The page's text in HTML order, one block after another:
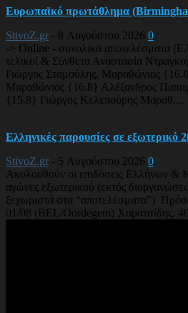
Ευρωπαϊκό πρωτάθλημα
StivoZ.gr - 8 Αυγούστου 2026 0
-> Online - συνολικά αποτελέσματα
τελικοί & Σύνθετα Αναστασία
Γιώργος Σταμούλης, Μαραθώνιος
Μαραθώνιος {16.8} Αλέξανδρος
{15.8} Γιώργος Κελεπούρης Μαραθ....
Ελληνικές παρουσίες σε εξωτερικό
StivoZ.gr - 5 Αυγούστου 2026 0
Ακολουθούν οι επιδόσεις Ελλήνων &
αγώνες εξωτερικού (εκτός
ξεχωριστά στα “αποτελέσματα”)
01/08 (BEL/Oordegem) Χαρατσίδης,